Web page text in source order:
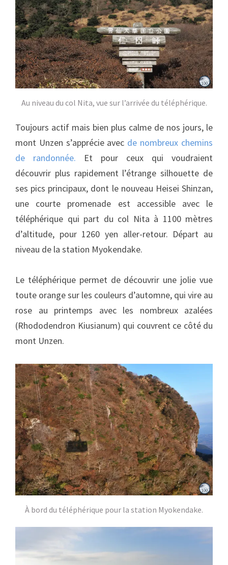
Au niveau du col Nita, vue sur l’arrivée du téléphérique.
Toujours actif mais bien plus calme de nos jours, le
mont Unzen s’apprécie avec de nombreux chemins
de randonnée. Et pour ceux qui voudraient
découvrir plus rapidement l’étrange silhouette de
ses pics principaux, dont le nouveau Heisei Shinzan,
une courte promenade est accessible avec le
téléphérique qui part du col Nita à 1100 mètres
d’altitude, pour 1260 yen aller-retour. Départ au
niveau de la station Myokendake.
Le téléphérique permet de découvrir une jolie vue
toute orange sur les couleurs d’automne, qui vire au
rose au printemps avec les nombreux azalées
(Rhododendron Kiusianum) qui couvrent ce côté du
mont Unzen.
À bord du téléphérique pour la station Myokendake.